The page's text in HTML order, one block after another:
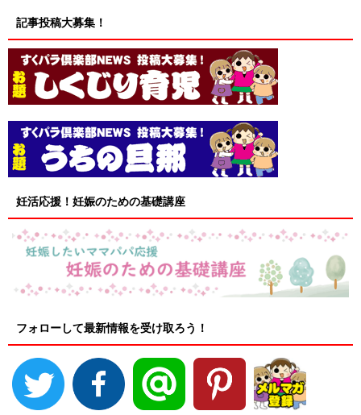
記事投稿大募集！
妊活応援！妊娠のための基礎講座
フォローして最新情報を受け取ろう！